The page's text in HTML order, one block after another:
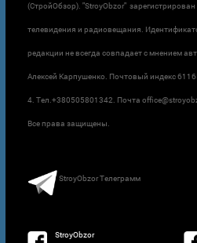
(СтройОбзор). "StroyObzor"
телевидения и радиовещания.
редакции не всегда совпадает с мнением
Алексей Карпушенко. Почтовый индекс
4. Тел.+380505801342. Почта
Все права защищены.
StroyObzor Телеграмм
StroyObzor